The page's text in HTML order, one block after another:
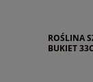
ROŚLINA
BUKIET